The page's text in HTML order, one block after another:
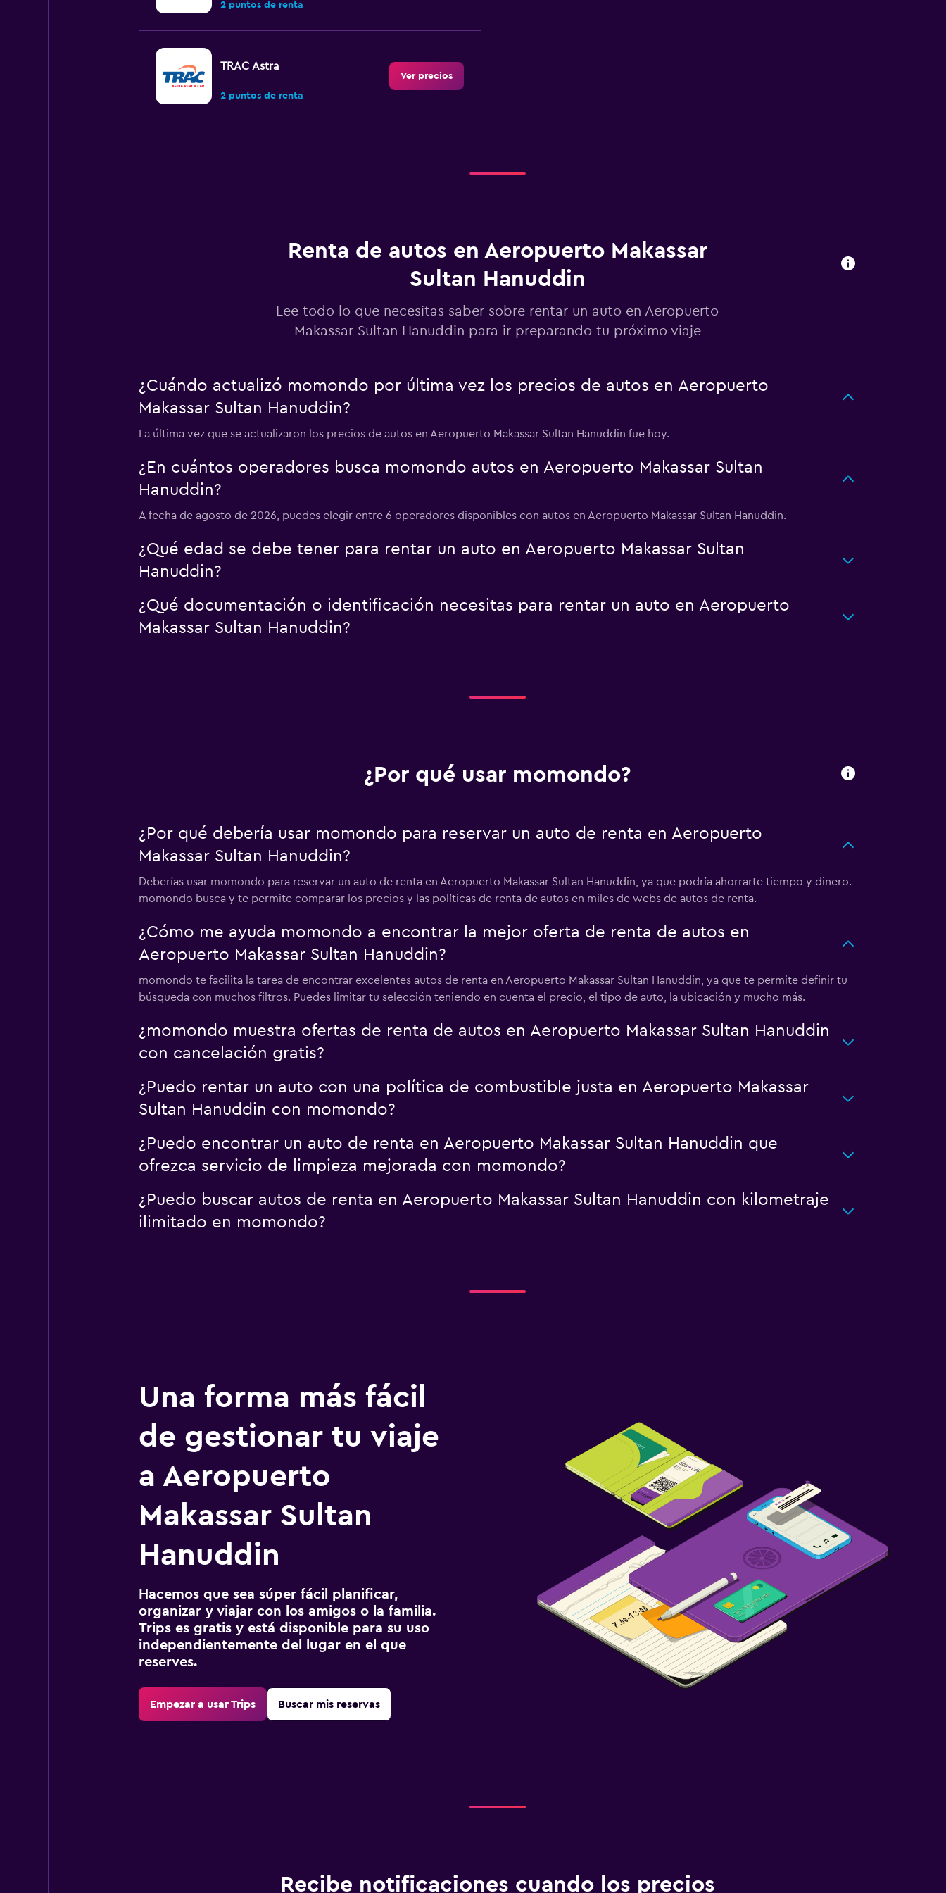
2 puntos de renta
TRAC Astra
2 puntos de renta
Ver precios
Renta de autos en Aeropuerto Makassar
Sultan Hanuddin
Lee todo lo que necesitas saber sobre rentar un auto en Aeropuerto
Makassar Sultan Hanuddin para ir preparando tu próximo viaje
¿Cuándo actualizó momondo por última vez los precios de autos en Aeropuerto
Makassar Sultan Hanuddin?
La última vez que se actualizaron los precios de autos en Aeropuerto Makassar Sultan Hanuddin fue hoy.
¿En cuántos operadores busca momondo autos en Aeropuerto Makassar Sultan
Hanuddin?
A fecha de agosto de 2026, puedes elegir entre 6 operadores disponibles con autos en Aeropuerto Makassar Sultan Hanuddin.
¿Qué edad se debe tener para rentar un auto en Aeropuerto Makassar Sultan
Hanuddin?
¿Qué documentación o identificación necesitas para rentar un auto en Aeropuerto
Makassar Sultan Hanuddin?
¿Por qué usar momondo?
¿Por qué debería usar momondo para reservar un auto de renta en Aeropuerto
Makassar Sultan Hanuddin?
Deberías usar momondo para reservar un auto de renta en Aeropuerto Makassar Sultan Hanuddin, ya que podría ahorrarte tiempo y dinero.
momondo busca y te permite comparar los precios y las políticas de renta de autos en miles de webs de autos de renta.
¿Cómo me ayuda momondo a encontrar la mejor oferta de renta de autos en
Aeropuerto Makassar Sultan Hanuddin?
momondo te facilita la tarea de encontrar excelentes autos de renta en Aeropuerto Makassar Sultan Hanuddin, ya que te permite definir tu
búsqueda con muchos filtros. Puedes limitar tu selección teniendo en cuenta el precio, el tipo de auto, la ubicación y mucho más.
¿momondo muestra ofertas de renta de autos en Aeropuerto Makassar Sultan Hanuddin
con cancelación gratis?
¿Puedo rentar un auto con una política de combustible justa en Aeropuerto Makassar
Sultan Hanuddin con momondo?
¿Puedo encontrar un auto de renta en Aeropuerto Makassar Sultan Hanuddin que
ofrezca servicio de limpieza mejorada con momondo?
¿Puedo buscar autos de renta en Aeropuerto Makassar Sultan Hanuddin con kilometraje
ilimitado en momondo?
Una forma más fácil
de gestionar tu viaje
a Aeropuerto
Makassar Sultan
Hanuddin
Hacemos que sea súper fácil planificar,
organizar y viajar con los amigos o la familia.
Trips es gratis y está disponible para su uso
independientemente del lugar en el que
reserves.
Empezar a usar Trips Buscar mis reservas
Recibe notificaciones cuando los precios